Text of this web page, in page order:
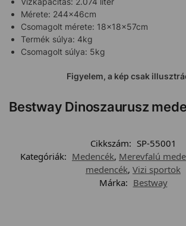
Mérete: 244x46cm
Csomagolt mérete: 18x18x57cm
Termék súlya: 4kg
Csomagolt súlya: 5kg
Figyelem, a kép csak
Bestway Dinoszaurusz
Cikkszám: SP-55001
Kategóriák: Medencék, Merevfalú
medencék, Vizi sportok
Márka: Bestway